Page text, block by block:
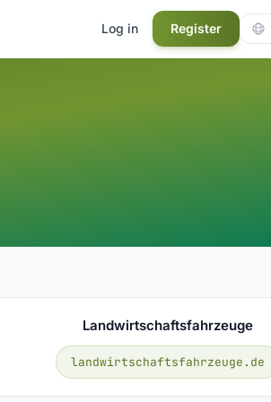
Log in Register
Landwirtschaftsfahrzeuge
landwirtschaftsfahrzeuge.de